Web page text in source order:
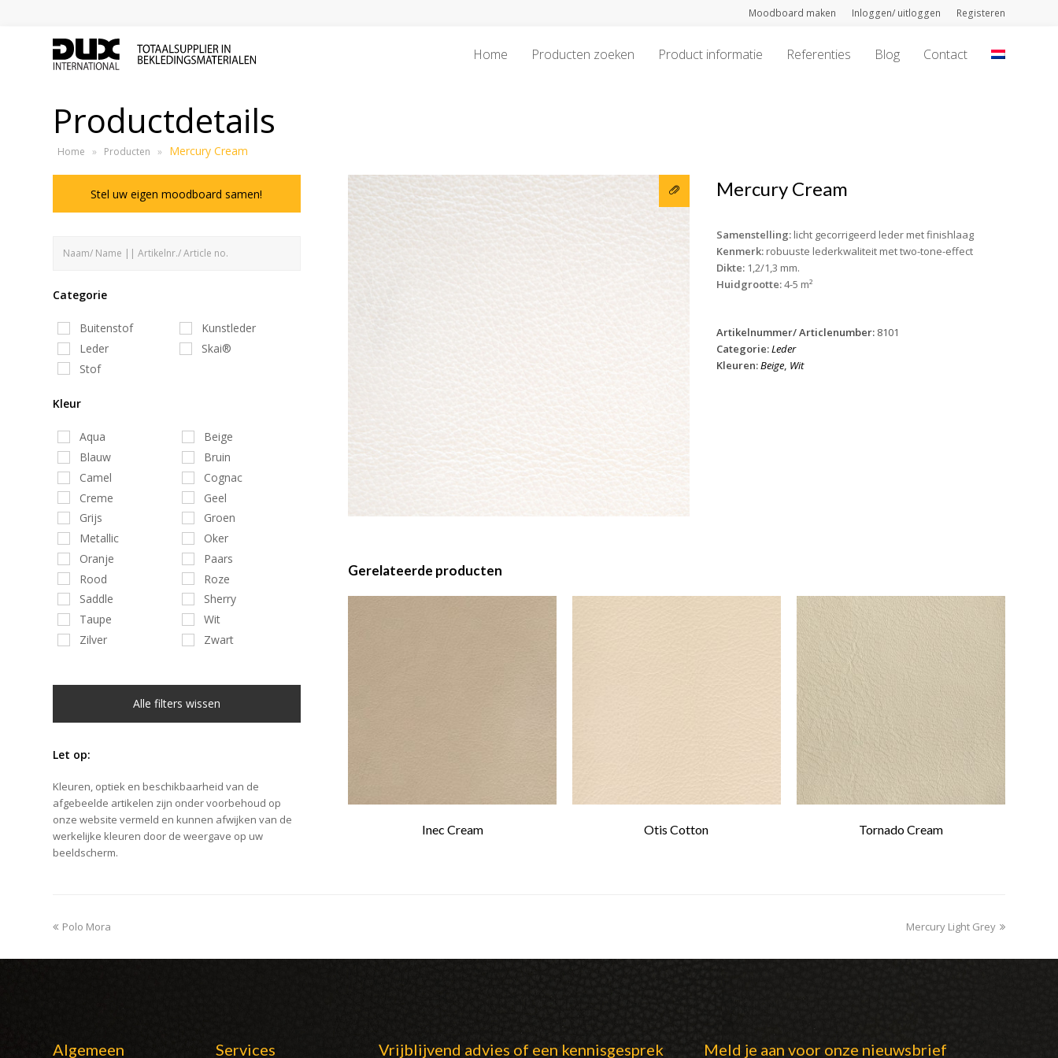
Moodboard maken Inloggen/ uitloggen Registeren
Home Producten zoeken Product informatie Referenties Blog Contact
Productdetails
Home » Producten » Mercury Cream
Stel uw eigen moodboard samen!
Categorie
Buitenstof
Kunstleder
Leder
Skai®
Stof
Kleur
Aqua
Beige
Blauw
Bruin
Camel
Cognac
Creme
Geel
Grijs
Groen
Metallic
Oker
Oranje
Paars
Rood
Roze
Saddle
Sherry
Taupe
Wit
Zilver
Zwart
Alle filters wissen
Let op:
Kleuren, optiek en beschikbaarheid van de
afgebeelde artikelen zijn onder voorbehoud op
onze website vermeld en kunnen afwijken van de
werkelijke kleuren door de weergave op uw
beeldscherm.
Mercury Cream
Samenstelling:licht gecorrigeerd leder met finishlaag
Kenmerk:robuuste lederkwaliteit met two-tone-effect
Dikte:1,2/1,3 mm.
Huidgrootte:4-5 m²
Artikelnummer/ Articlenumber: 8101
Categorie:Leder
Kleuren:Beige, Wit
Gerelateerde producten
Inec Cream Otis Cotton Tornado Cream
previous
Polo Mora
next
Mercury Light Grey
Algemeen Services Vrijblijvend advies of een kennisgesprek Meld je aan voor onze nieuwsbrief